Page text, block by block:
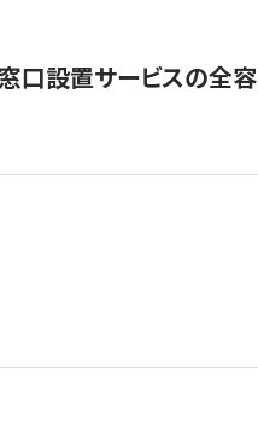
口設置サービスの全容